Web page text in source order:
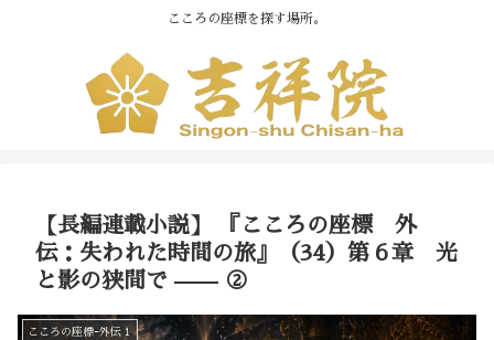
こころの座標を探す場所。
【長編連載小説】 『こころの座標 外
伝：失われた時間の旅』（34）第６章 光
と影の狭間で —— ②
こころの座標ｰ外伝１